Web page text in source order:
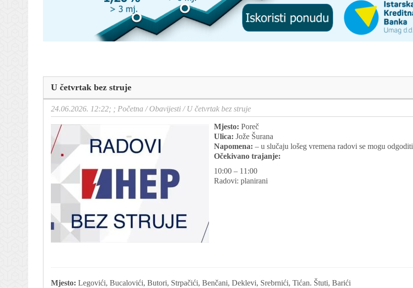
U četvrtak bez struje
24.06.2026. 12:22; ; Početna /Obavijesti /U četvrtak bez struje
Mjesto: Poreč
Ulica: Jože Šurana
Napomena: – u slučaju lošeg vremena radovi se mogu odgoditi
Očekivano trajanje:
10:00 – 11:00
Radovi: planirani
Mjesto: Legovići, Bucalovići, Butori, Strpačići, Benčani, Deklevi, Srebrnići, Tićan. Štuti, Barići